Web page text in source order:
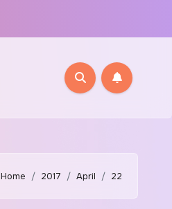
Home 2017 April 22